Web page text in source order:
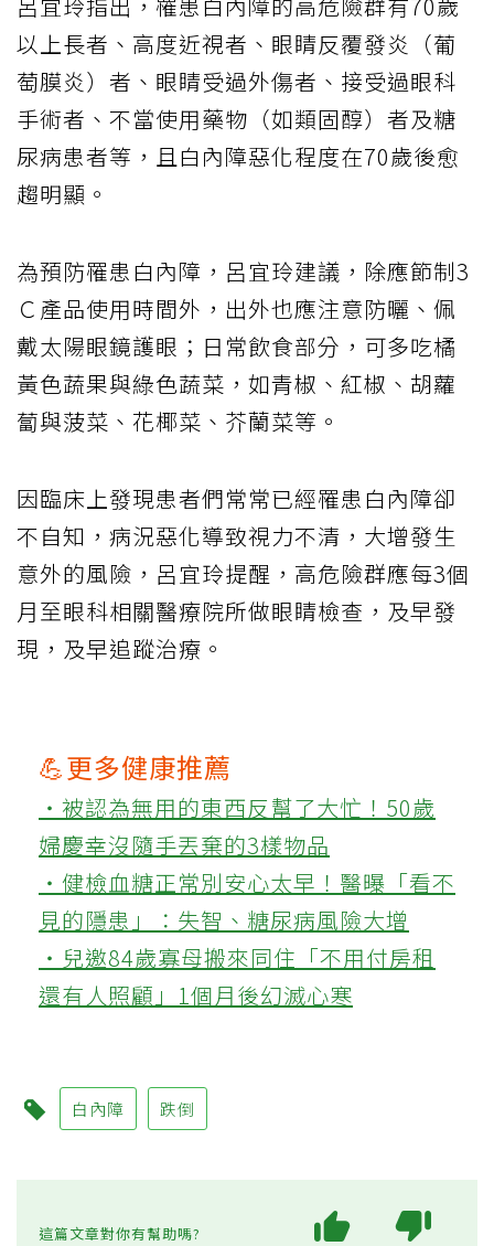
以上長者、高度近視者、眼睛反覆發炎（葡
萄膜炎）者、眼睛受過外傷者、接受過眼科
手術者、不當使用藥物（如類固醇）者及糖
尿病患者等，且白內障惡化程度在70歲後愈
趨明顯。
為預防罹患白內障，呂宜玲建議，除應節制3
Ｃ產品使用時間外，出外也應注意防曬、佩
戴太陽眼鏡護眼；日常飲食部分，可多吃橘
黃色蔬果與綠色蔬菜，如青椒、紅椒、胡蘿
蔔與菠菜、花椰菜、芥蘭菜等。
因臨床上發現患者們常常已經罹患白內障卻
不自知，病況惡化導致視力不清，大增發生
意外的風險，呂宜玲提醒，高危險群應每3個
月至眼科相關醫療院所做眼睛檢查，及早發
現，及早追蹤治療。
💪更多健康推薦
‧被認為無用的東西反幫了大忙！50歲
婦慶幸沒隨手丟棄的3樣物品
‧健檢血糖正常別安心太早！醫曝「看不
見的隱患」：失智、糖尿病風險大增
‧兒邀84歲寡母搬來同住「不用付房租
還有人照顧」1個月後幻滅心寒
白內障 跌倒
這篇文章對你有幫助嗎?